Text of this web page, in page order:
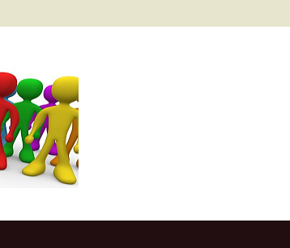
Microsoft Clipchamp
PINNACLE STUDIO